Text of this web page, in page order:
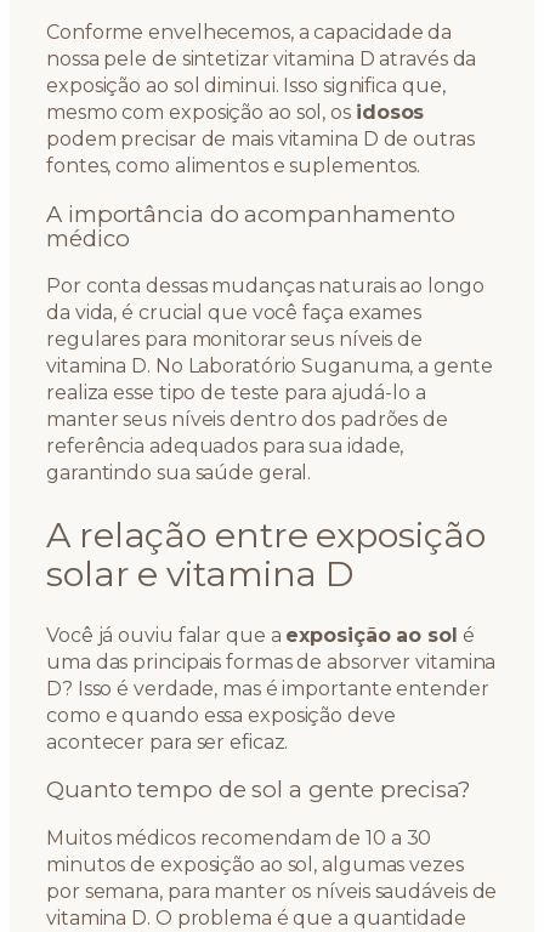
Conforme envelhecemos, a capacidade da
nossa pele de sintetizar vitamina D através da
exposição ao sol diminui. Isso significa que,
mesmo com exposição ao sol, os idosos
podem precisar de mais vitamina D de outras
fontes, como alimentos e suplementos.
A importância do acompanhamento
médico
Por conta dessas mudanças naturais ao longo
da vida, é crucial que você faça exames
regulares para monitorar seus níveis de
vitamina D. No Laboratório Suganuma, a gente
realiza esse tipo de teste para ajudá-lo a
manter seus níveis dentro dos padrões de
referência adequados para sua idade,
garantindo sua saúde geral.
A relação entre exposição
solar e vitamina D
Você já ouviu falar que a exposição ao sol é
uma das principais formas de absorver vitamina
D? Isso é verdade, mas é importante entender
como e quando essa exposição deve
acontecer para ser eficaz.
Quanto tempo de sol a gente precisa?
Muitos médicos recomendam de 10 a 30
minutos de exposição ao sol, algumas vezes
por semana, para manter os níveis saudáveis de
vitamina D. O problema é que a quantidade